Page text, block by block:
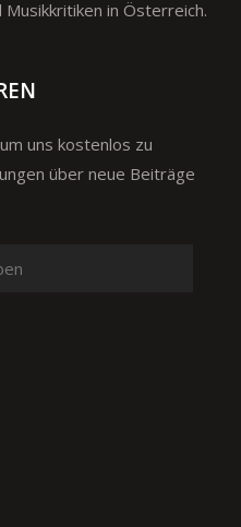
Musikkritiken in Österreich.
uns kostenlos zu
über neue Beiträge